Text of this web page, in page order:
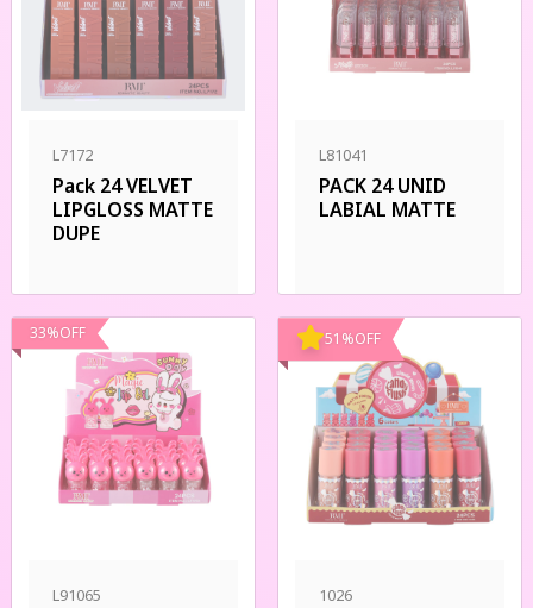
L7172
Pack 24 VELVET
LIPGLOSS MATTE
DUPE
L81041
PACK 24 UNID
LABIAL MATTE
33%OFF
L91065
51 %OFF
1026